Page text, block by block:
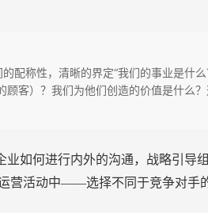
配称性，清晰的界定“我们的事业是什
客）？我们为他们创造的价值是什么
如何进行内外的沟通，战略引导
营活动中——选择不同于竞争对手